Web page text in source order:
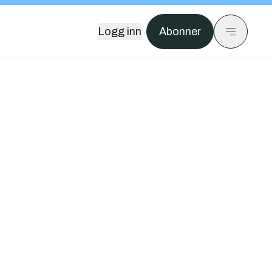
Logg inn Abonner